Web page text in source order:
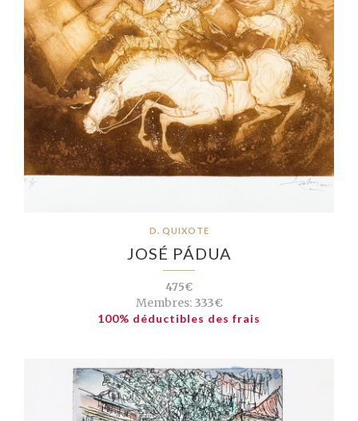
D. QUIXOTE
JOSÉ PÁDUA
475€
Membres:333€
100% déductibles des frais